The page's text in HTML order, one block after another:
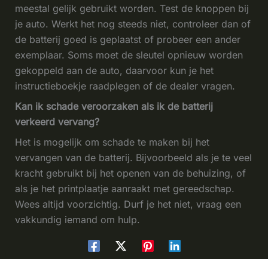
meestal gelijk gebruikt worden. Test de knoppen bij
je auto. Werkt het nog steeds niet, controleer dan of
de batterij goed is geplaatst of probeer een ander
exemplaar. Soms moet de sleutel opnieuw worden
gekoppeld aan de auto, daarvoor kun je het
instructieboekje raadplegen of de dealer vragen.
Kan ik schade veroorzaken als ik de batterij
verkeerd vervang?
Het is mogelijk om schade te maken bij het
vervangen van de batterij. Bijvoorbeeld als je te veel
kracht gebruikt bij het openen van de behuizing, of
als je het printplaatje aanraakt met gereedschap.
Wees altijd voorzichtig. Durf je het niet, vraag een
vakkundig iemand om hulp.